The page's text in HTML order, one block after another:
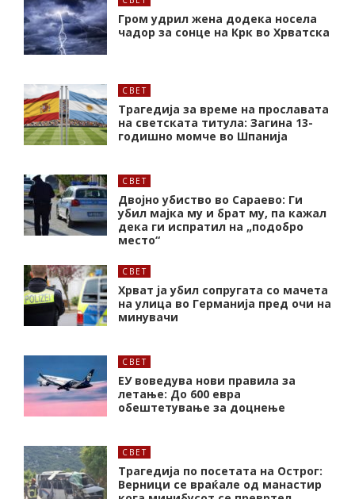
Гром удрил жена додека носела
чадор за сонце на Крк во Хрватска
СВЕТ
Трагедија за време на прославата
на светската титула: Загина 13-
годишно момче во Шпанија
СВЕТ
Двојно убиство во Сараево: Ги
убил мајка му и брат му, па кажал
дека ги испратил на „подобро
место“
СВЕТ
Хрват ја убил сопругата со мачета
на улица во Германија пред очи на
минувачи
СВЕТ
ЕУ воведува нови правила за
летање: До 600 евра
обештетување за доцнење
СВЕТ
Трагедија по посетата на Острог:
Верници се враќале од манастир